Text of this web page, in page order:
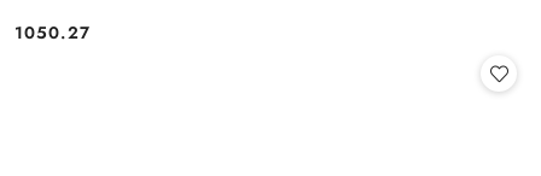
Cena:
1050.27